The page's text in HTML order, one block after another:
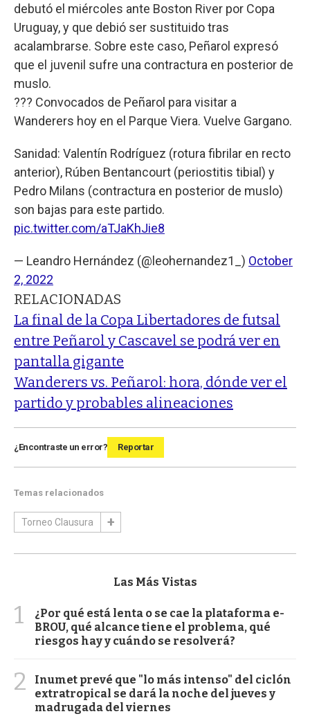
debutó el miércoles ante Boston River por Copa
Uruguay, y que debió ser sustituido tras
acalambrarse. Sobre este caso, Peñarol expresó
que el juvenil sufre una contractura en posterior de
muslo.
??? Convocados de Peñarol para visitar a
Wanderers hoy en el Parque Viera. Vuelve Gargano.
Sanidad: Valentín Rodríguez (rotura fibrilar en recto
anterior), Rúben Bentancourt (periostitis tibial) y
Pedro Milans (contractura en posterior de muslo)
son bajas para este partido.
pic.twitter.com/aTJaKhJie8
— Leandro Hernández (@leohernandez1_) October
2, 2022
RELACIONADAS
La final de la Copa Libertadores de futsal
entre Peñarol y Cascavel se podrá ver en
pantalla gigante
Wanderers vs. Peñarol: hora, dónde ver el
partido y probables alineaciones
¿Encontraste un error? Reportar
Temas relacionados
Torneo Clausura
Las Más Vistas
1
¿Por qué está lenta o se cae la plataforma e-
BROU, qué alcance tiene el problema, qué
riesgos hay y cuándo se resolverá?
2
Inumet prevé que "lo más intenso" del ciclón
extratropical se dará la noche del jueves y
madrugada del viernes